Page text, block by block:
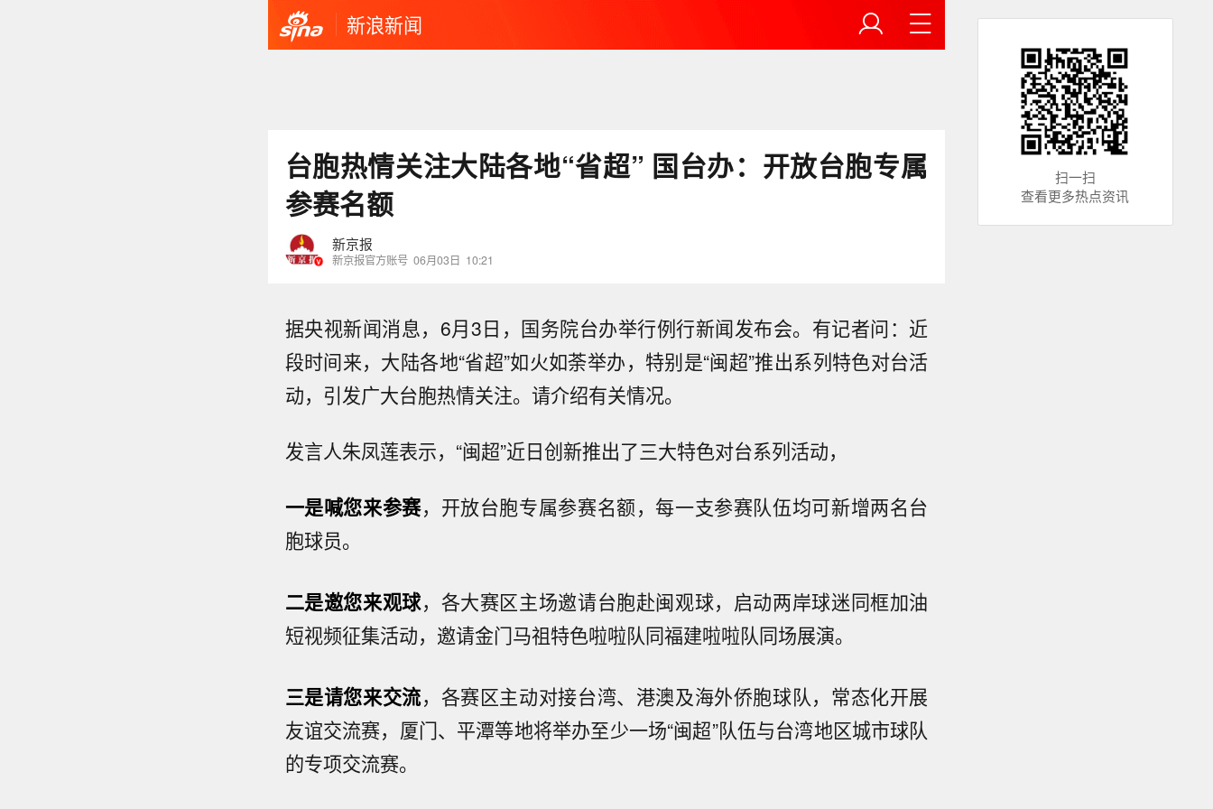
新浪新闻
台胞热情关注大陆各地“省超” 国台办：开放台胞专属
参赛名额
新京报
新京报官方账号 06月03日 10:21
据央视新闻消息，6月3日，国务院台办举行例行新闻发布会。有记者问：近
段时间来，大陆各地“省超”如火如荼举办，特别是“闽超”推出系列特色对台活
动，引发广大台胞热情关注。请介绍有关情况。
发言人朱凤莲表示，“闽超”近日创新推出了三大特色对台系列活动，
一是喊您来参赛，开放台胞专属参赛名额，每一支参赛队伍均可新增两名台
胞球员。
二是邀您来观球，各大赛区主场邀请台胞赴闽观球，启动两岸球迷同框加油
短视频征集活动，邀请金门马祖特色啦啦队同福建啦啦队同场展演。
三是请您来交流，各赛区主动对接台湾、港澳及海外侨胞球队，常态化开展
友谊交流赛，厦门、平潭等地将举办至少一场“闽超”队伍与台湾地区城市球队
的专项交流赛。
扫一扫
查看更多热点资讯